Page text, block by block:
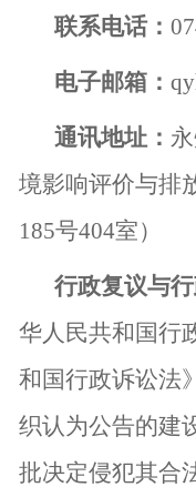
联系电话：
电子邮箱：
通讯地址：
境影响评价与排
185号404室）
行政复议与
华人民共和国行
和国行政诉讼法
织认为公告的建
批决定侵犯其合